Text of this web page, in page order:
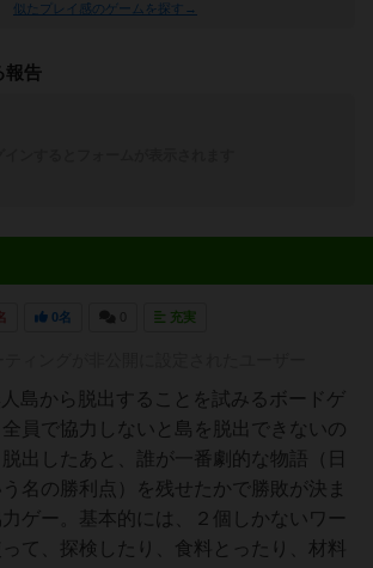
似たプレイ感のゲームを探す→
報告
0名 充実
島から脱出することを試みるボードゲ
員で協力しないと島を脱出できないの
出したあと、誰が一番劇的な物語（日
う名の勝利点）を残せたかで勝敗が決ま
力ゲー。基本的には、２個しかないワー
て、探検したり、食料とったり、材料